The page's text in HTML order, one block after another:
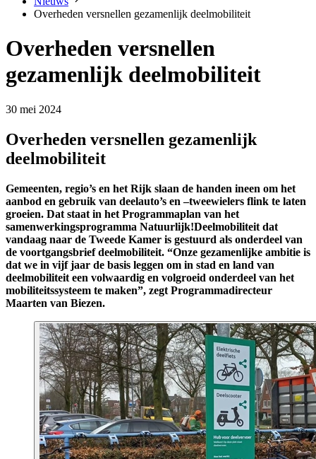
Overheden versnellen gezamenlijk deelmobiliteit
Overheden versnellen
gezamenlijk deelmobiliteit
30 mei 2024
Overheden versnellen gezamenlijk
deelmobiliteit
Gemeenten, regio’s en het Rijk slaan de handen ineen om het
aanbod en gebruik van deelauto’s en –tweewielers flink te laten
groeien. Dat staat in het Programmaplan van het
samenwerkingsprogramma Natuurlijk!Deelmobiliteit dat
vandaag naar de Tweede Kamer is gestuurd als onderdeel van
de voortgangsbrief deelmobiliteit. “Onze gezamenlijke ambitie is
dat we in vijf jaar de basis leggen om in stad en land van
deelmobiliteit een volwaardig en volgroeid onderdeel van het
mobiliteitssysteem te maken”, zegt Programmadirecteur
Maarten van Biezen.